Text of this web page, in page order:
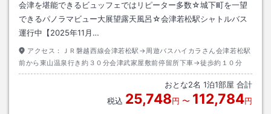
会津を堪能できるビュッフェではリピーター多数☆城下町を一望
できるパノラマビュー大展望露天風呂☆会津若松駅シャトルバス
運行中【2025年11月…
アクセス：
ＪＲ磐越西線会津若松駅→周遊バスハイカラさん会津若松駅
前から東山温泉行き約３０分会津武家屋敷前停留所下車→徒歩約１０分
おとな2名 1泊1部屋 合計
税込 25,748円 〜 112,784円